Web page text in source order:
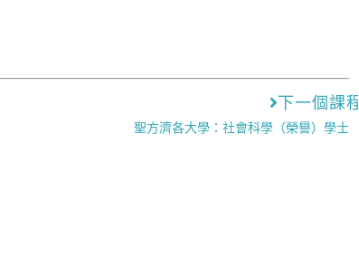
下一個課程
聖方濟各大學：社會科學（榮譽）學士